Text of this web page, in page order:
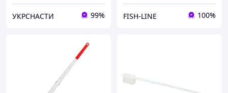
УКРСНАСТИ 99% FISH-LINE 100%